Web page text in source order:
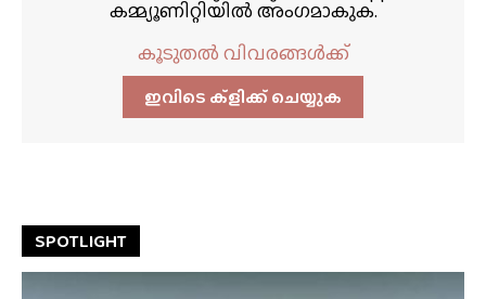
കമ്മ്യൂണിറ്റിയിൽ അംഗമാകുക.
കൂടുതൽ വിവരങ്ങൾക്ക്
ഇവിടെ ക്ളിക്ക്‌ ചെയ്യുക
SPOTLIGHT